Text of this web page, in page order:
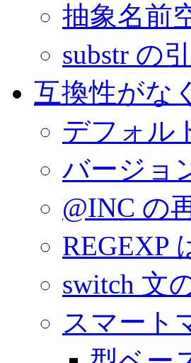
抽象名前
substr の
互換性がな
デフォル
バージョ
@INC の
REGEXP
switch 文
スマート